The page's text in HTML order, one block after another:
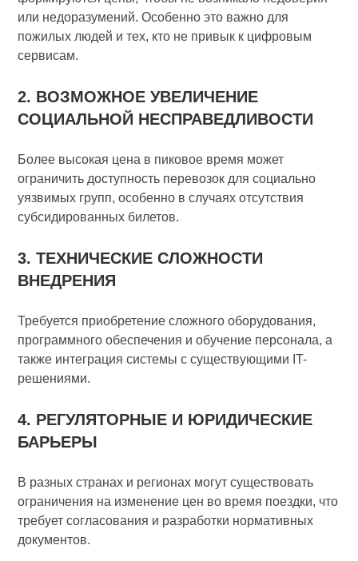
или недоразумений. Особенно это важно для
пожилых людей и тех, кто не привык к цифровым
сервисам.
2. ВОЗМОЖНОЕ УВЕЛИЧЕНИЕ
СОЦИАЛЬНОЙ НЕСПРАВЕДЛИВОСТИ
Более высокая цена в пиковое время может
ограничить доступность перевозок для социально
уязвимых групп, особенно в случаях отсутствия
субсидированных билетов.
3. ТЕХНИЧЕСКИЕ СЛОЖНОСТИ
ВНЕДРЕНИЯ
Требуется приобретение сложного оборудования,
программного обеспечения и обучение персонала, а
также интеграция системы с существующими IT-
решениями.
4. РЕГУЛЯТОРНЫЕ И ЮРИДИЧЕСКИЕ
БАРЬЕРЫ
В разных странах и регионах могут существовать
ограничения на изменение цен во время поездки, что
требует согласования и разработки нормативных
документов.